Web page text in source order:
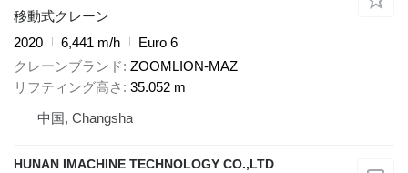
移動式クレーン
2020
6,441 m/h
Euro 6
クレーンブランド ZOOMLION-MAZ
リフティング高さ
35.052 m
中国, Changsha
HUNAN IMACHINE TECHNOLOGY CO.,LTD